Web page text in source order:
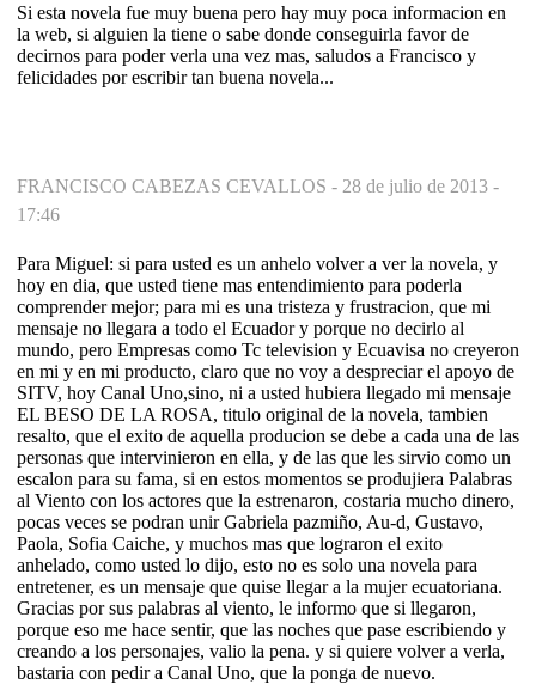
Si esta novela fue muy buena pero hay muy poca informacion en
la web, si alguien la tiene o sabe donde conseguirla favor de
decirnos para poder verla una vez mas, saludos a Francisco y
felicidades por escribir tan buena novela...
FRANCISCO CABEZAS CEVALLOS - 28 de julio de 2013 -
17:46
Para Miguel: si para usted es un anhelo volver a ver la novela, y
hoy en dia, que usted tiene mas entendimiento para poderla
comprender mejor; para mi es una tristeza y frustracion, que mi
mensaje no llegara a todo el Ecuador y porque no decirlo al
mundo, pero Empresas como Tc television y Ecuavisa no creyeron
en mi y en mi producto, claro que no voy a despreciar el apoyo de
SITV, hoy Canal Uno,sino, ni a usted hubiera llegado mi mensaje
EL BESO DE LA ROSA, titulo original de la novela, tambien
resalto, que el exito de aquella producion se debe a cada una de las
personas que intervinieron en ella, y de las que les sirvio como un
escalon para su fama, si en estos momentos se produjiera Palabras
al Viento con los actores que la estrenaron, costaria mucho dinero,
pocas veces se podran unir Gabriela pazmiño, Au-d, Gustavo,
Paola, Sofia Caiche, y muchos mas que lograron el exito
anhelado, como usted lo dijo, esto no es solo una novela para
entretener, es un mensaje que quise llegar a la mujer ecuatoriana.
Gracias por sus palabras al viento, le informo que si llegaron,
porque eso me hace sentir, que las noches que pase escribiendo y
creando a los personajes, valio la pena. y si quiere volver a verla,
bastaria con pedir a Canal Uno, que la ponga de nuevo.